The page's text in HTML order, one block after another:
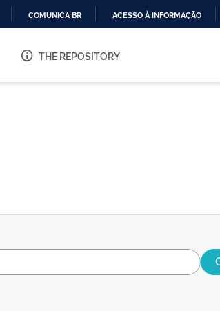
O
COMUNICA BR ACESSO À INFORMAÇÃO
THE REPOSITORY